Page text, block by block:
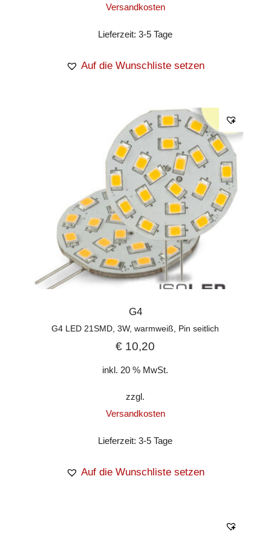
Versandkosten
Lieferzeit:3-5 Tage
Auf die Wunschliste setzen
G4
G4 LED 21SMD, 3W, warmweiß, Pin seitlich
€ 10,20
inkl. 20 % MwSt.
zzgl.
Versandkosten
Lieferzeit:3-5 Tage
Auf die Wunschliste setzen